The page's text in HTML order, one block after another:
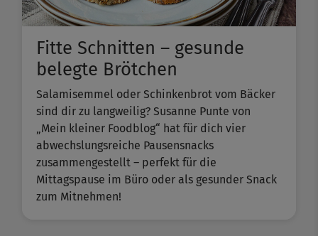
Fitte Schnitten – gesunde
belegte Brötchen
Salamisemmel oder Schinkenbrot vom Bäcker
sind dir zu langweilig? Susanne Punte von
„Mein kleiner Foodblog“ hat für dich vier
abwechslungsreiche Pausensnacks
zusammengestellt – perfekt für die
Mittagspause im Büro oder als gesunder Snack
zum Mitnehmen!